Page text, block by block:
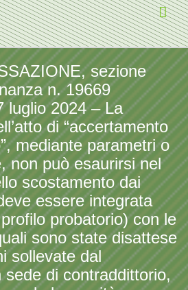
sezione
n. 19669
luglio 2024 – La
di “accertamento
mediante parametri o
non può esaurirsi nel
scostamento dai
essere integrata
probatorio) con le
sono state disattese
sollevate dal
di contraddittorio,